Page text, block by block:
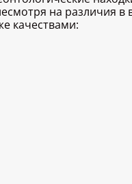
на различия в
качествами: